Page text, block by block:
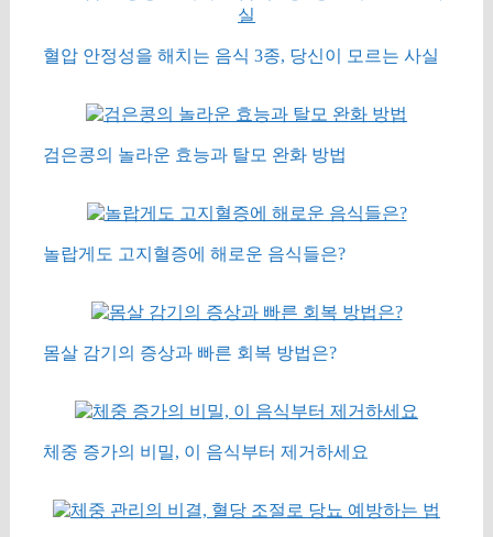
혈압 안정성을 해치는 음식 3종, 당신이 모르는 사실
검은콩의 놀라운 효능과 탈모 완화 방법
놀랍게도 고지혈증에 해로운 음식들은?
몸살 감기의 증상과 빠른 회복 방법은?
체중 증가의 비밀, 이 음식부터 제거하세요